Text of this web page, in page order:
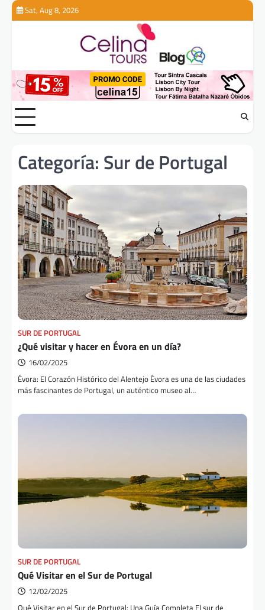
Skip
Sat, Aug 8, 2026
Categoría: Sur de Portugal
SUR DE PORTUGAL
¿Qué visitar y hacer en Évora en un día?
16/02/2025
Évora: El Corazón Histórico del Alentejo Évora es una de las ciudades
más fascinantes de Portugal, un auténtico museo al…
SUR DE PORTUGAL
Qué Visitar en el Sur de Portugal
12/02/2025